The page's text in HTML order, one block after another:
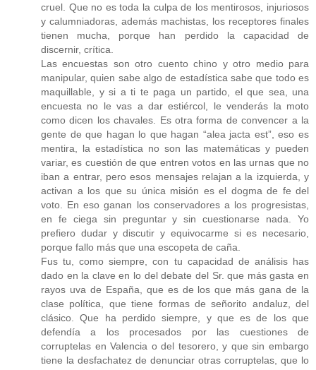
cruel. Que no es toda la culpa de los mentirosos, injuriosos
y calumniadoras, además machistas, los receptores finales
tienen mucha, porque han perdido la capacidad de
discernir, crítica.
Las encuestas son otro cuento chino y otro medio para
manipular, quien sabe algo de estadística sabe que todo es
maquillable, y si a ti te paga un partido, el que sea, una
encuesta no le vas a dar estiércol, le venderás la moto
como dicen los chavales. Es otra forma de convencer a la
gente de que hagan lo que hagan “alea jacta est”, eso es
mentira, la estadística no son las matemáticas y pueden
variar, es cuestión de que entren votos en las urnas que no
iban a entrar, pero esos mensajes relajan a la izquierda, y
activan a los que su única misión es el dogma de fe del
voto. En eso ganan los conservadores a los progresistas,
en fe ciega sin preguntar y sin cuestionarse nada. Yo
prefiero dudar y discutir y equivocarme si es necesario,
porque fallo más que una escopeta de caña.
Fus tu, como siempre, con tu capacidad de análisis has
dado en la clave en lo del debate del Sr. que más gasta en
rayos uva de España, que es de los que más gana de la
clase política, que tiene formas de señorito andaluz, del
clásico. Que ha perdido siempre, y que es de los que
defendía a los procesados por las cuestiones de
corruptelas en Valencia o del tesorero, y que sin embargo
tiene la desfachatez de denunciar otras corruptelas, que lo